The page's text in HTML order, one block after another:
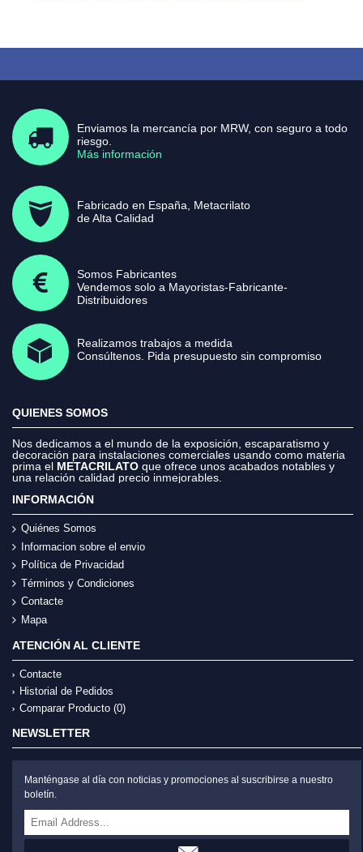
Enviamos la mercancía por MRW, con seguro a todo
riesgo.
Más información
Fabricado en España, Metacrilato
de Alta Calidad
Somos Fabricantes
Vendemos solo a Mayoristas-Fabricante-
Distribuidores
Realizamos trabajos a medida
Consúltenos. Pida presupuesto sin compromiso
QUIENES SOMOS
Nos dedicamos a el mundo de la exposición, escaparatismo y
decoración para instalaciones comerciales usando como materia
prima el METACRILATO que ofrece unos acabados notables y
una relación calidad precio inmejorables.
INFORMACIÓN
Quiénes Somos
Informacion sobre el envio
Política de Privacidad
Términos y Condiciones
Contacte
Mapa
ATENCIÓN AL CLIENTE
Contacte
Historial de Pedidos
Comparar Producto (0)
NEWSLETTER
Manténgase al día con noticias y promociones al suscribirse a nuestro
boletín.